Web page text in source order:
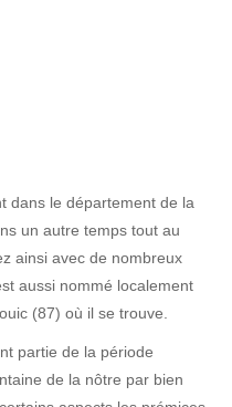
dans le département de la
un autre temps tout au
ainsi avec de nombreux
aussi nommé localement
(87) où il se trouve.
partie de la période
de la nôtre par bien